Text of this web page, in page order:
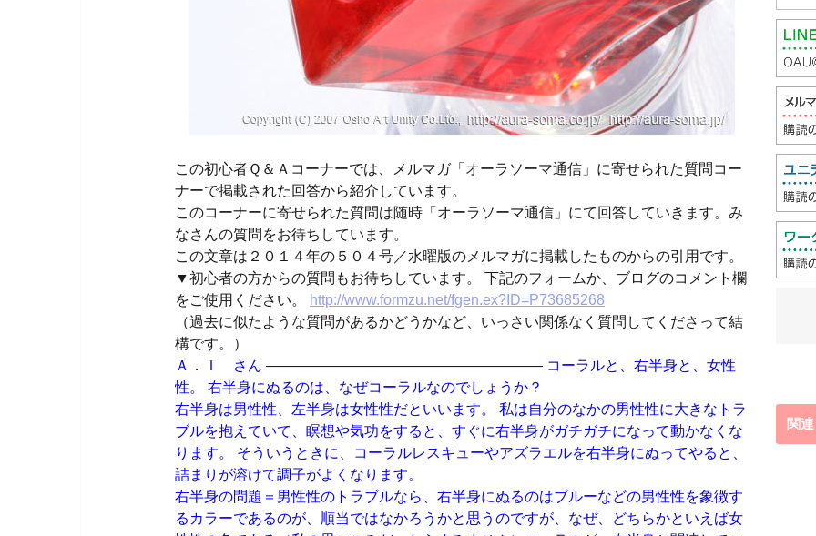
この初心者Ｑ＆Ａコーナーでは、メルマガ「オーラソーマ通信」に寄せられた質問コー
ナーで掲載された回答から紹介しています。
このコーナーに寄せられた質問は随時「オーラソーマ通信」にて回答していきます。み
なさんの質問をお待ちしています。
この文章は２０１４年の５０４号／水曜版のメルマガに掲載したものからの引用です。
▼初心者の方からの質問もお待ちしています。 下記のフォームか、ブログのコメント欄
をご使用ください。 http://www.formzu.net/fgen.ex?ID=P73685268
（過去に似たような質問があるかどうかなど、いっさい関係なく質問してくださって結
構です。）
Ａ．Ｉ さん ——————————————————— コーラルと、右半身と、女性
性。 右半身にぬるのは、なぜコーラルなのでしょうか？
右半身は男性性、左半身は女性性だといいます。 私は自分のなかの男性性に大きなトラ
ブルを抱えていて、瞑想や気功をすると、すぐに右半身がガチガチになって動かなくな
ります。 そういうときに、コーラルレスキューやアズラエルを右半身にぬってやると、
詰まりが溶けて調子がよくなります。
右半身の問題＝男性性のトラブルなら、右半身にぬるのはブルーなどの男性性を象徴す
るカラーであるのが、順当ではなかろうかと思うのですが、なぜ、どちらかといえば女
関